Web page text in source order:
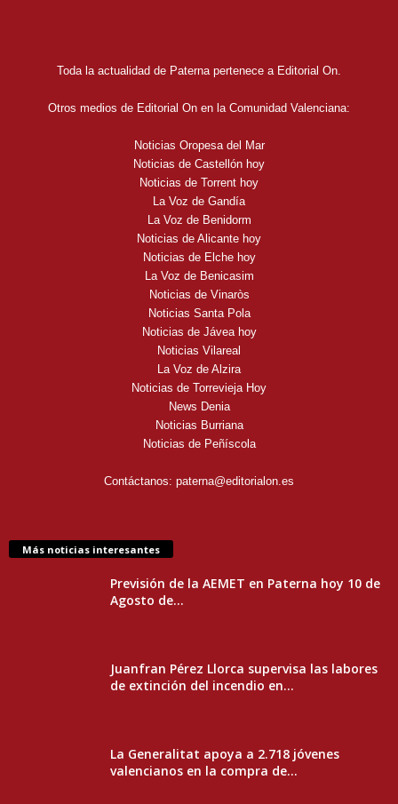
Toda la actualidad de Paterna pertenece a Editorial On.
Otros medios de Editorial On en la Comunidad Valenciana:
Noticias Oropesa del Mar
Noticias de Castellón hoy
Noticias de Torrent hoy
La Voz de Gandía
La Voz de Benidorm
Noticias de Alicante hoy
Noticias de Elche hoy
La Voz de Benicasim
Noticias de Vinaròs
Noticias Santa Pola
Noticias de Jávea hoy
Noticias Vilareal
La Voz de Alzira
Noticias de Torrevieja Hoy
News Denia
Noticias Burriana
Noticias de Peñíscola
Contáctanos: paterna@editorialon.es
Más noticias interesantes
Previsión de la AEMET en Paterna hoy 10 de
Agosto de...
Juanfran Pérez Llorca supervisa las labores
de extinción del incendio en...
La Generalitat apoya a 2.718 jóvenes
valencianos en la compra de...